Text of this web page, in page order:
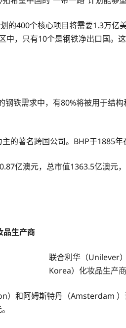
的400个核心项目将需要1.3万
中，只有10个是钢铁净出口国。
钢铁需求中，有80%将被用于结
的著名跨国公司。BHP于1885
亿澳元，总市值1363.5亿澳
品生产商
联合利华（Unilever
Korea）化妆品生产商
）和阿姆斯特丹（Amsterdam